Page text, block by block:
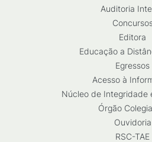
Auditoria
Editora
Educação a
Egressos
Acesso à
Núcleo de Integridade
Órgão
Ouvidoria
RSC-TAE